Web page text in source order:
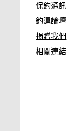
保釣通訊
釣運論壇
捐贈我們
相關連結